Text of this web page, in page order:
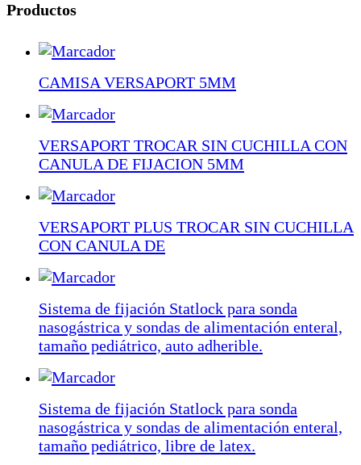
Productos
CAMISA VERSAPORT 5MM
VERSAPORT TROCAR SIN CUCHILLA CON
CANULA DE FIJACION 5MM
VERSAPORT PLUS TROCAR SIN CUCHILLA
CON CANULA DE
Sistema de fijación Statlock para sonda
nasogástrica y sondas de alimentación enteral,
tamaño pediátrico, auto adherible.
Sistema de fijación Statlock para sonda
nasogástrica y sondas de alimentación enteral,
tamaño pediátrico, libre de latex.